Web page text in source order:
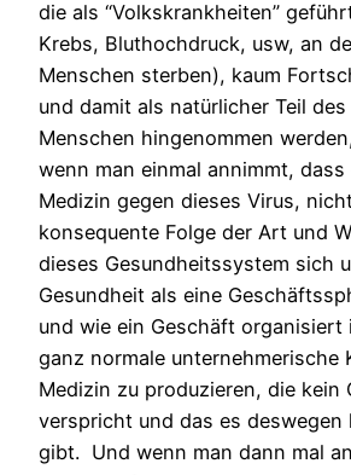
die als “Volkskrankheiten”
Krebs, Bluthochdruck, usw, an
Menschen sterben), kaum
und damit als natürlicher Teil
Menschen hingenommen
wenn man einmal annimmt,
Medizin gegen dieses Virus,
konsequente Folge der Art und
dieses Gesundheitssystem sich
Gesundheit als eine
und wie ein Geschäft organisiert
ganz normale unternehmerische
Medizin zu produzieren, die kein
verspricht und das es deswegen
gibt. Und wenn man dann mal